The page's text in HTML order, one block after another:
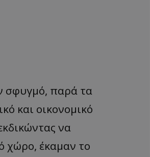
σφυγμό, παρά τα
και οικονομικό
να
χώρο, έκαμαν το